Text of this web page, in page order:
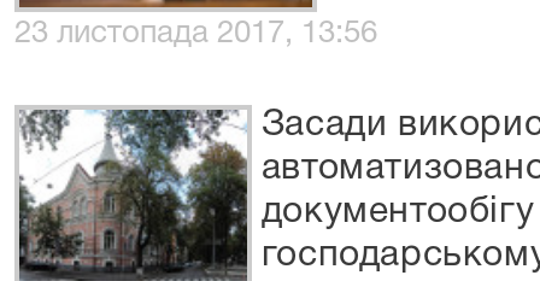
23 листопада 2017, 13:56
Засади